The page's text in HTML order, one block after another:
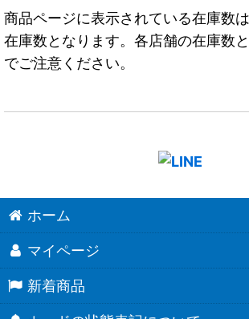
商品ページに表示されている在庫数
在庫数となります。各店舗の在庫数
でご注意ください。
ホーム
マイページ
新着商品